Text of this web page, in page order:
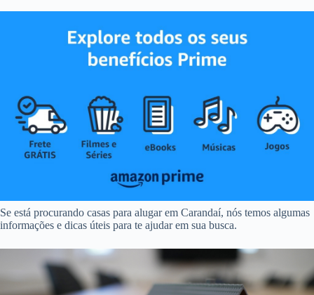
Se está procurando casas para alugar em Carandaí, nós temos algumas
informações e dicas úteis para te ajudar em sua busca.